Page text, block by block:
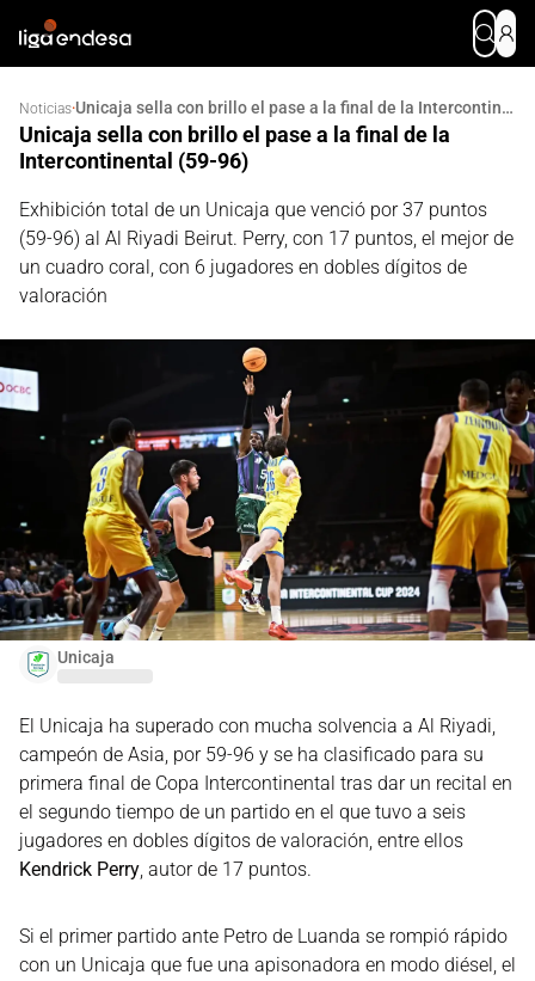
Noticias· Unicaja sella con brillo el pase a la final de la Intercontinental (59-96)
Unicaja sella con brillo el pase a la final de la
Intercontinental (59-96)
Exhibición total de un Unicaja que venció por 37 puntos
(59-96) al Al Riyadi Beirut. Perry, con 17 puntos, el mejor de
un cuadro coral, con 6 jugadores en dobles dígitos de
valoración
Unicaja
El Unicaja ha superado con mucha solvencia a Al Riyadi,
campeón de Asia, por 59-96 y se ha clasificado para su
primera final de Copa Intercontinental tras dar un recital en
el segundo tiempo de un partido en el que tuvo a seis
jugadores en dobles dígitos de valoración, entre ellos
Kendrick Perry, autor de 17 puntos.
Si el primer partido ante Petro de Luanda se rompió rápido
con un Unicaja que fue una apisonadora en modo diésel, el